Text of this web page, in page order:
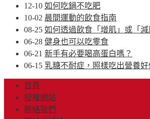
12-10 如何吃鍋不吃肥
10-02 晨間運動的飲食指南
08-25 如何透過飲食「增肌」或「減
06-28 健身也可以吃零食
06-21 新手有必要喝高蛋白嗎？
06-15 乳糖不耐症，照樣吃出營養好
首頁
授權網站
聯絡我們